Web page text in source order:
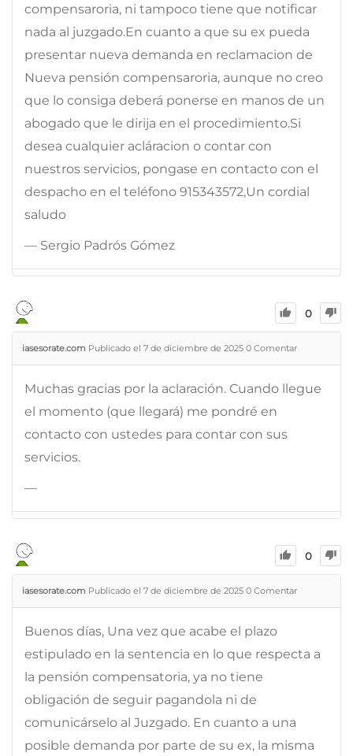
compensaroria, ni tampoco tiene que notificar
nada al juzgado.En cuanto a que su ex pueda
presentar nueva demanda en reclamacion de
Nueva pensión compensaroria, aunque no creo
que lo consiga deberá ponerse en manos de un
abogado que le dirija en el procedimiento.Si
desea cualquier acláracion o contar con
nuestros servicios, pongase en contacto con el
despacho en el teléfono 915343572,Un cordial
saludo
— Sergio Padrós Gómez
0
iasesorate.com Publicado el 7 de diciembre de 2025 0 Comentar
Muchas gracias por la aclaración. Cuando llegue
el momento (que llegará) me pondré en
contacto con ustedes para contar con sus
servicios.
—
0
iasesorate.com Publicado el 7 de diciembre de 2025 0 Comentar
Buenos días, Una vez que acabe el plazo
estipulado en la sentencia en lo que respecta a
la pensión compensatoria, ya no tiene
obligación de seguir pagandola ni de
comunicárselo al Juzgado. En cuanto a una
posible demanda por parte de su ex, la misma